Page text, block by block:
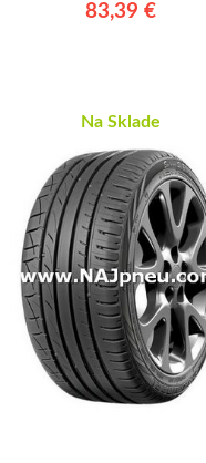
83,39 €
Na Sklade